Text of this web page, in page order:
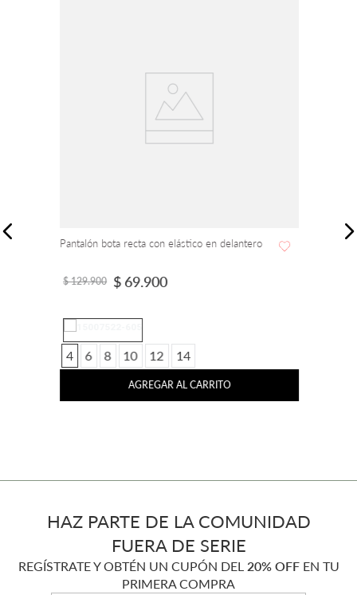
Pantalón bota recta con elástico en delantero
$ 129.900 $ 69.900
4 6 8 10 12 14
AGREGAR AL CARRITO
HAZ PARTE DE LA COMUNIDAD
FUERA DE SERIE
REGÍSTRATE Y OBTÉN UN CUPÓN DEL 20% OFFEN TU
PRIMERA COMPRA